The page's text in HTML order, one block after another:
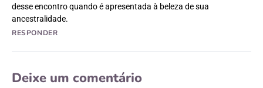
desse encontro quando é apresentada à beleza de sua
ancestralidade.
RESPONDER
Deixe um comentário